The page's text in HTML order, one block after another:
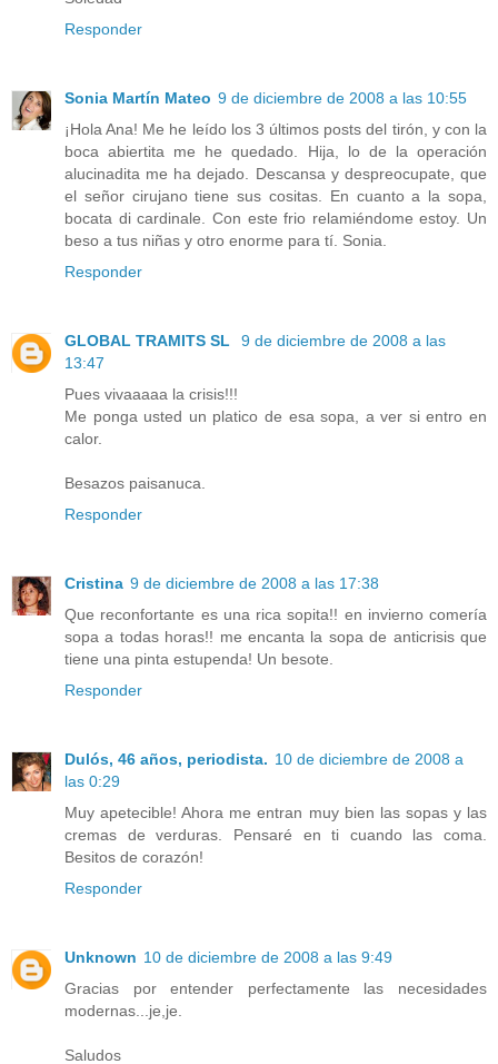
Responder
Sonia Martín Mateo 9 de diciembre de 2008 a las 10:55
¡Hola Ana! Me he leído los 3 últimos posts del tirón, y con la
boca abiertita me he quedado. Hija, lo de la operación
alucinadita me ha dejado. Descansa y despreocupate, que
el señor cirujano tiene sus cositas. En cuanto a la sopa,
bocata di cardinale. Con este frio relamiéndome estoy. Un
beso a tus niñas y otro enorme para tí. Sonia.
Responder
GLOBAL TRAMITS SL
9 de diciembre de 2008 a las
13:47
Pues vivaaaaa la crisis!!!
Me ponga usted un platico de esa sopa, a ver si entro en
calor.
Besazos paisanuca.
Responder
Cristina 9 de diciembre de 2008 a las 17:38
Que reconfortante es una rica sopita!! en invierno comería
sopa a todas horas!! me encanta la sopa de anticrisis que
tiene una pinta estupenda! Un besote.
Responder
Dulós, 46 años, periodista. 10 de diciembre de 2008 a
las 0:29
Muy apetecible! Ahora me entran muy bien las sopas y las
cremas de verduras. Pensaré en ti cuando las coma.
Besitos de corazón!
Responder
Unknown 10 de diciembre de 2008 a las 9:49
Gracias por entender perfectamente las necesidades
modernas...je,je.
Saludos